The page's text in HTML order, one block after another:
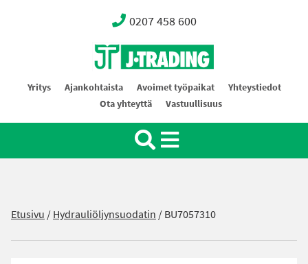
0207 458 600
Oy J-Trading Ab
Yritys Ajankohtaista Avoimet työpaikat
Yhteystiedot
Ota yhteyttä
Vastuullisuus
Etusivu /Hydrauliöljynsuodatin /BU7057310